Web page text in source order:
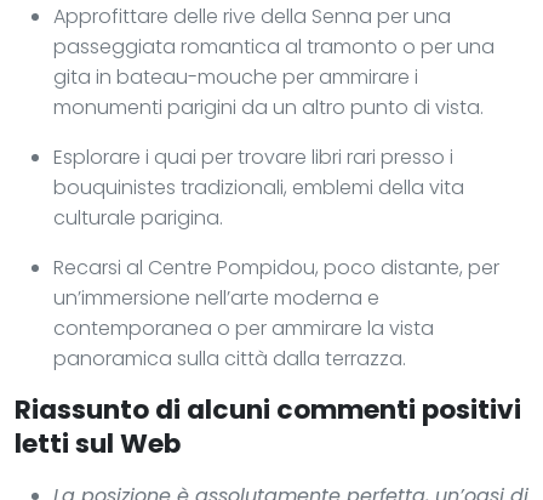
Approfittare delle rive della Senna per una
passeggiata romantica al tramonto o per una
gita in bateau-mouche per ammirare i
monumenti parigini da un altro punto di vista.
Esplorare i quai per trovare libri rari presso i
bouquinistes tradizionali, emblemi della vita
culturale parigina.
Recarsi al Centre Pompidou, poco distante, per
un’immersione nell’arte moderna e
contemporanea o per ammirare la vista
panoramica sulla città dalla terrazza.
Riassunto di alcuni commenti positivi
letti sul Web